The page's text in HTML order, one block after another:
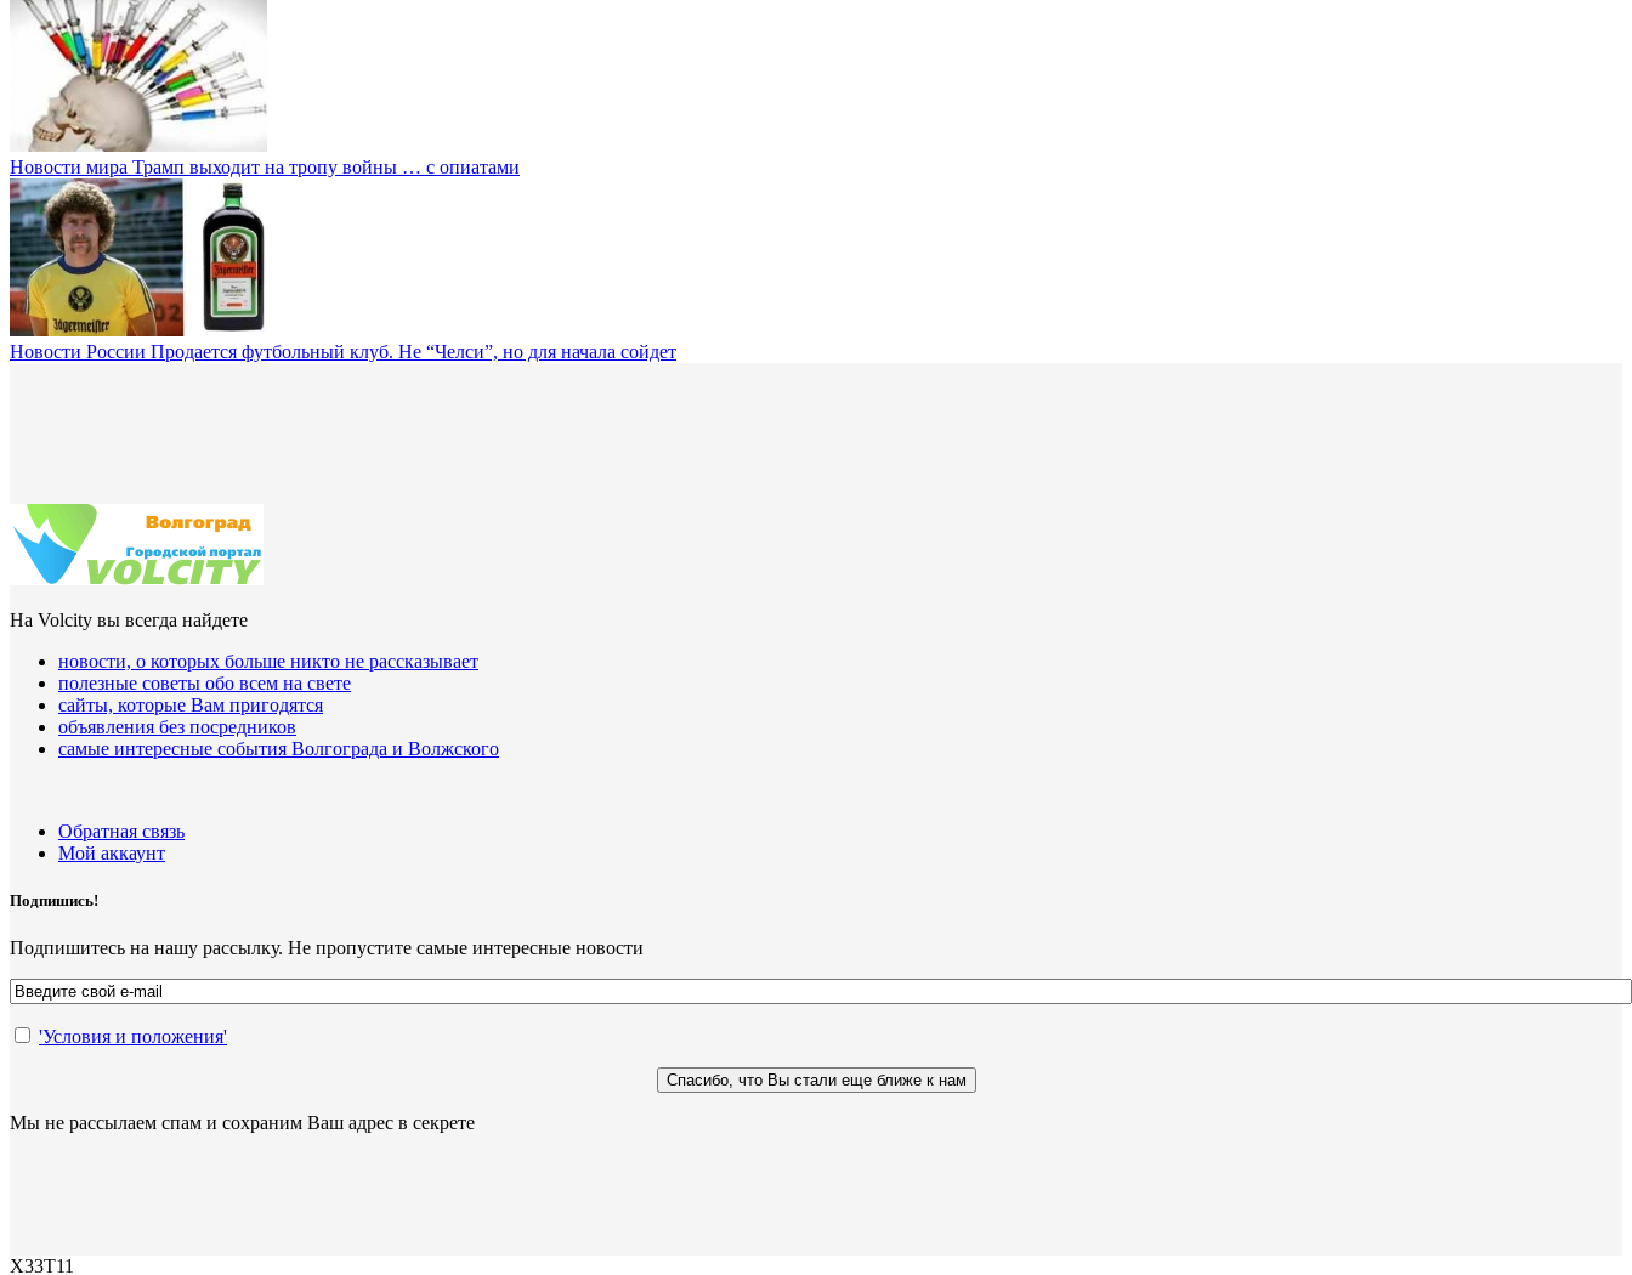
Новости мира Трамп выходит на тропу войны … с опиатами
Новости России Продается футбольный клуб. Не “Челси”, но для начала сойдет
На Volcity вы всегда найдете
новости, о которых больше никто не рассказывает
полезные советы обо всем на свете
сайты, которые Вам пригодятся
объявления без посредников
самые интересные события Волгограда и Волжского
Обратная связь
Мой аккаунт
Подпишись!
Подпишитесь на нашу рассылку. Не пропустите самые интересные новости
'Условия и положения'
Мы не рассылаем спам и сохраним Ваш адрес в секрете
X33T11